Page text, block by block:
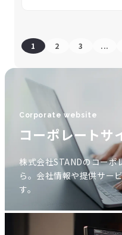
1 2 3 ...
Corporate website
コーポレートサ
株式会社STANDのコーポ
ら。会社情報や提供サー
す。